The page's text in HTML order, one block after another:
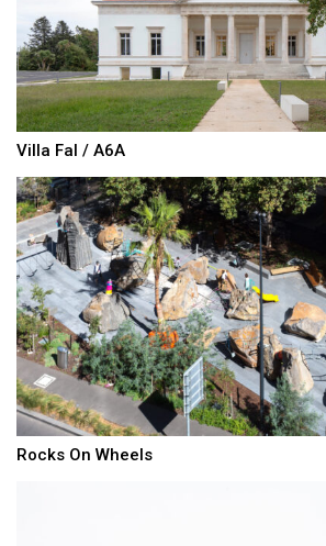
Villa Fal / A6A
Rocks On Wheels